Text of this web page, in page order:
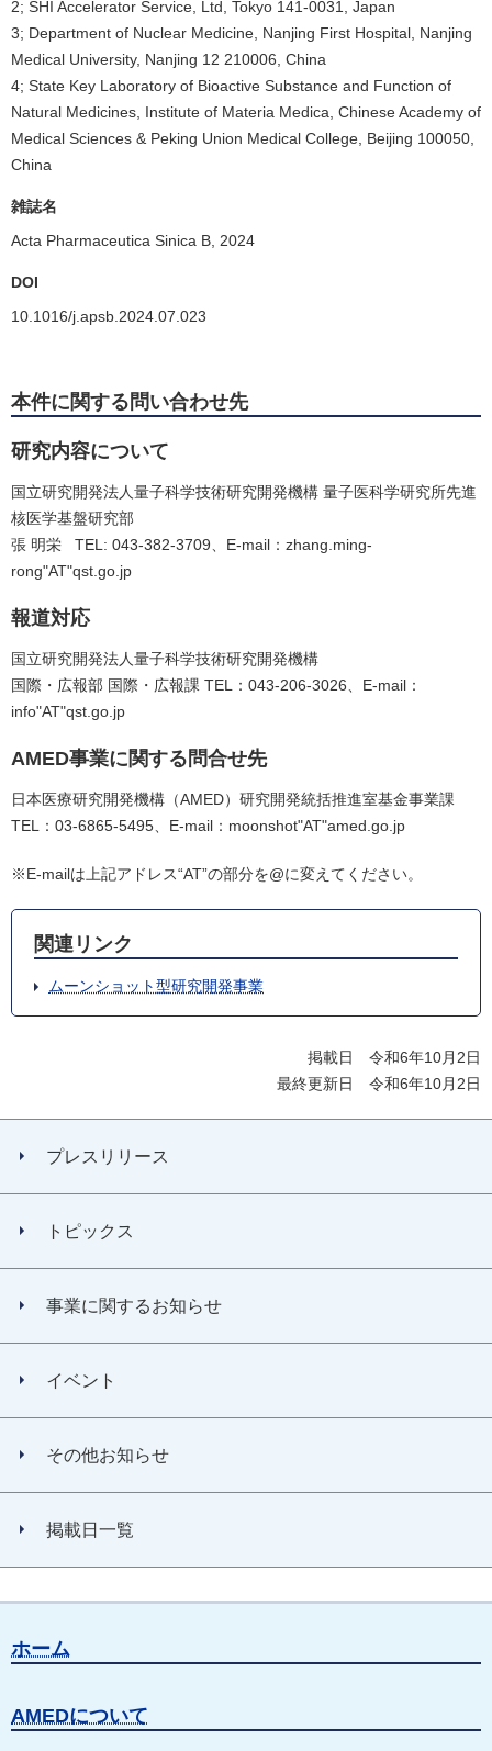
2; SHI Accelerator Service, Ltd, Tokyo 141-0031, Japan
3; Department of Nuclear Medicine, Nanjing First Hospital, Nanjing
Medical University, Nanjing 12 210006, China
4; State Key Laboratory of Bioactive Substance and Function of
Natural Medicines, Institute of Materia Medica, Chinese Academy of
Medical Sciences & Peking Union Medical College, Beijing 100050,
China
雑誌名
Acta Pharmaceutica Sinica B, 2024
DOI
10.1016/j.apsb.2024.07.023
本件に関する問い合わせ先
研究内容について
国立研究開発法人量子科学技術研究開発機構 量子医科学研究所先進
核医学基盤研究部
張 明栄 TEL: 043-382-3709、E-mail：zhang.ming-
rong"AT"qst.go.jp
報道対応
国立研究開発法人量子科学技術研究開発機構
国際・広報部 国際・広報課 TEL：043-206-3026、E-mail：
info"AT"qst.go.jp
AMED事業に関する問合せ先
日本医療研究開発機構（AMED）研究開発統括推進室基金事業課
TEL：03-6865-5495、E-mail：moonshot"AT"amed.go.jp
※E-mailは上記アドレス“AT”の部分を@に変えてください。
関連リンク
ムーンショット型研究開発事業
掲載日 令和6年10月2日
最終更新日 令和6年10月2日
プレスリリース
トピックス
事業に関するお知らせ
イベント
その他お知らせ
掲載日一覧
ホーム
AMEDについて